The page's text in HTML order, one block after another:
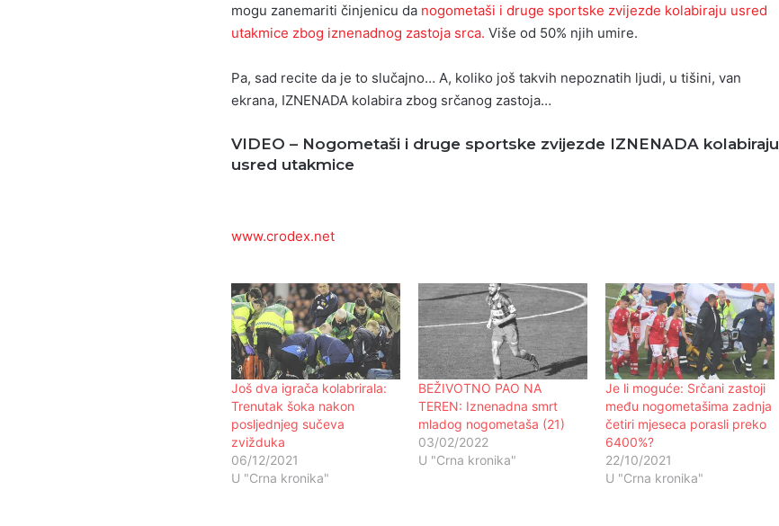
mogu zanemariti činjenicu da nogometaši i druge sportske zvijezde kolabiraju usred
utakmice zbog iznenadnog zastoja srca. Više od 50% njih umire.
Pa, sad recite da je to slučajno… A, koliko još takvih nepoznatih ljudi, u tišini, van
ekrana, IZNENADA kolabira zbog srčanog zastoja…
VIDEO – Nogometaši i druge sportske zvijezde IZNENADA kolabiraju
usred utakmice
www.crodex.net
Još dva igrača kolabrirala:
Trenutak šoka nakon
posljednjeg sučeva
zvižduka
06/12/2021
U "Crna kronika"
BEŽIVOTNO PAO NA
TEREN: Iznenadna smrt
mladog nogometaša (21)
03/02/2022
U "Crna kronika"
Je li moguće: Srčani zastoji
među nogometašima zadnja
četiri mjeseca porasli preko
6400%?
22/10/2021
U "Crna kronika"